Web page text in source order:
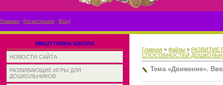
Главная | Регистрация | Вход
МИШУТКИНА ШКОЛА
НОВОСТИ САЙТА
РАЗВИВАЮЩИЕ ИГРЫ ДЛЯ
ДОШКОЛЬНИКОВ
Главная » Файлы » РАЗВИТИЕ
СПОСОБНОСТЕЙ
Тема «Движение».